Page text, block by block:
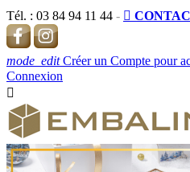
Tél. : 03 84 94 11 44 - 
mode_edit Créer un Compte pour
Connexion
